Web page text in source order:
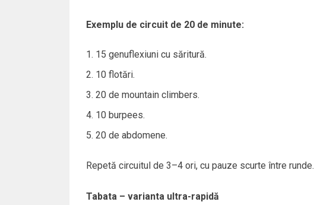
Exemplu de circuit de 20 de minute:
15 genuflexiuni cu săritură.
10 flotări.
20 de mountain climbers.
10 burpees.
20 de abdomene.
Repetă circuitul de 3–4 ori, cu pauze scurte între runde.
Tabata – varianta ultra-rapidă